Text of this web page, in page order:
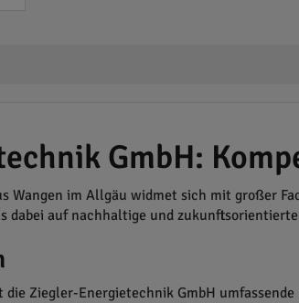
GmbH:
Wangen im Allgäu widmet sich mit großer
dabei auf nachhaltige und
Ziegler-Energietechnik GmbH